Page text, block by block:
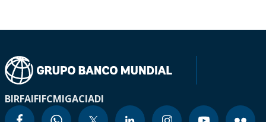
BIRFAIFIFCMIGACIADI